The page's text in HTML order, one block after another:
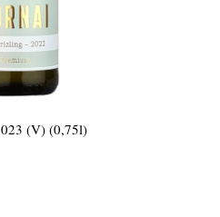
(V) (0,75l)